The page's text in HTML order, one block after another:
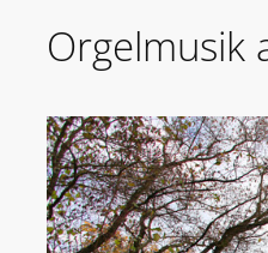
Orgelmusik